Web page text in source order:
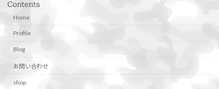
Contents
Home
Profile
Blog
お問い合わせ
shop